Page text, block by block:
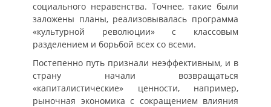
социального неравенства. Точнее, такие были
заложены планы, реализовывалась программа
«культурной революции» с классовым
разделением и борьбой всех со всеми.
Постепенно путь признали неэффективным, и в
страну начали возвращаться
«капиталистические» ценности, например,
рыночная экономика с сокращением влияния